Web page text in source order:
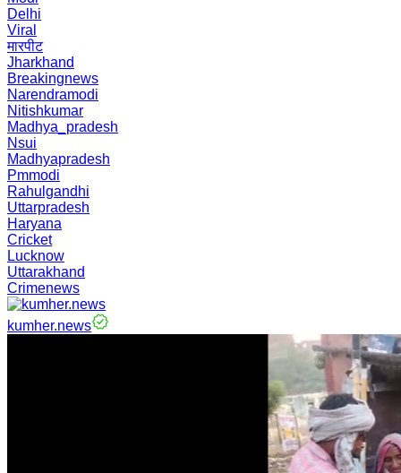
Delhi
Viral
मारपीट
Jharkhand
Breakingnews
Narendramodi
Nitishkumar
Madhya_pradesh
Nsui
Madhyapradesh
Pmmodi
Rahulgandhi
Uttarpradesh
Haryana
Cricket
Lucknow
Uttarakhand
Crimenews
kumher.news